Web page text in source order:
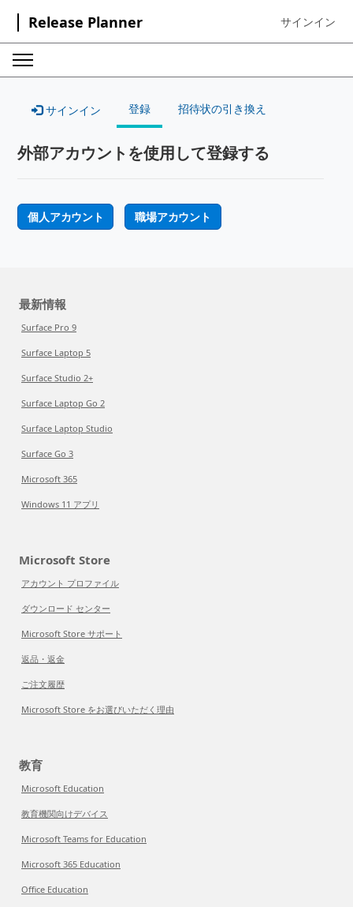
Release Planner Sign in to
サインイン
サインイン 登録 招待状の引き換え
外部アカウントを使用して登録する
個人アカウント 職場アカウント
最新情報
Surface Pro 9
Surface Laptop 5
Surface Studio 2+
Surface Laptop Go 2
Surface Laptop Studio
Surface Go 3
Microsoft 365
Windows 11 アプリ
Microsoft Store
アカウント プロファイル
ダウンロード センター
Microsoft Store サポート
返品・返金
ご注文履歴
Microsoft Store をお選びいただく理由
教育
Microsoft Education
教育機関向けデバイス
Microsoft Teams for Education
Microsoft 365 Education
Office Education